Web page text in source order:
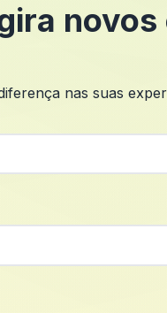
nas suas